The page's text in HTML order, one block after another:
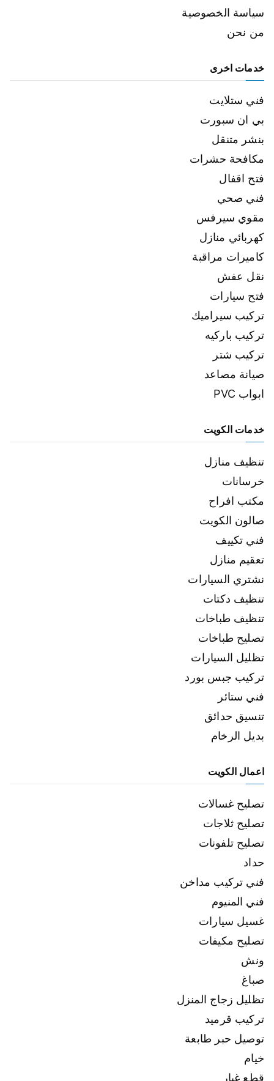
سياسة الخصوصية
من نحن
خدمات اخرى
فني ستلايت
بي ان سبورت
بنشر متنقل
مكافحة حشرات
فتح اقفال
فني صحي
مقوي سيرفس
كهربائي منازل
كاميرات مراقبة
نقل عفش
فتح سيارات
تركيب سيراميك
تركيب باركيه
تركيب شتر
صيانة مصاعد
ابواب PVC
خدمات الكويت
تنظيف منازل
خرسانات
مكتب افراح
صالون الكويت
فني تكييف
تعقيم منازل
نشتري السيارات
تنظيف دكتات
تنظيف طباخات
تصليح طباخات
تظليل السيارات
تركيب جبس بورد
فني ستائر
تنسيق حدائق
بديل الرخام
اعمال الكويت
تصليح غسالات
تصليح ثلاجات
تصليح تلفونات
حداد
فني تركيب مداخن
فني المنيوم
غسيل سيارات
تصليح مكيفات
ونش
صباغ
تظليل زجاج المنزل
تركيب قرميد
توصيل حبر طابعة
خيام
قطع غيار